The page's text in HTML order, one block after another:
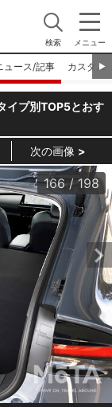
検索 メニュー
▶︎
ュース/記事 カスタム
イプ別TOP5とおす
次の画像
166/198